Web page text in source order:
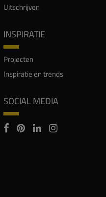
Uitschrijven
INSPIRATIE
Projecten
Inspiratie en trends
SOCIAL MEDIA